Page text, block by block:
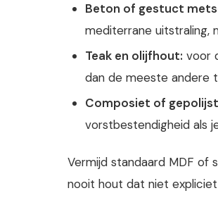
Beton of gestuct
mediterrane uitstraling,
Teak en olijfhout: voor
dan de meeste andere
Composiet of
vorstbestendigheid als
Vermijd standaard MDF of
nooit hout dat niet